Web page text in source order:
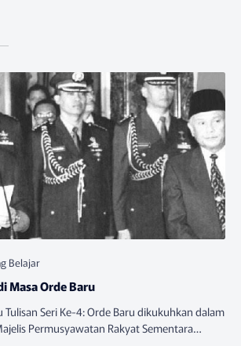
Masa Orde Baru
Tulisan Seri Ke-4: Orde Baru dikukuhkan dalam
Permusyawatan Rakyat Sementara